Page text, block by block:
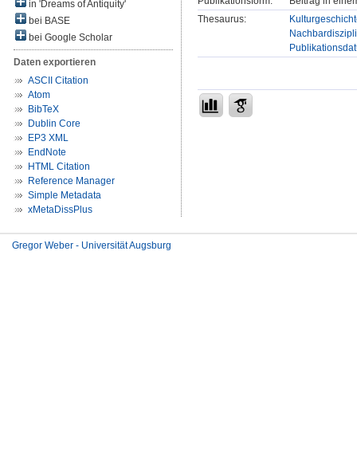
in 'Dreams of Antiquity'
bei BASE
bei Google Scholar
Daten exportieren
ASCII Citation
Atom
BibTeX
Dublin Core
EP3 XML
EndNote
HTML Citation
Reference Manager
Simple Metadata
xMetaDissPlus
Thesaurus:
Gregor Weber - Universität Augsburg